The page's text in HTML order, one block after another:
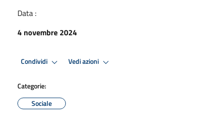
Data :
4 novembre 2024
Condividi Vedi azioni
Categorie:
Sociale